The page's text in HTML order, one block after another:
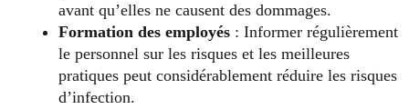
avant qu’elles ne causent des dommages.
Formation des employés : Informer régulièrement
le personnel sur les risques et les meilleures
pratiques peut considérablement réduire les risques
d’infection.